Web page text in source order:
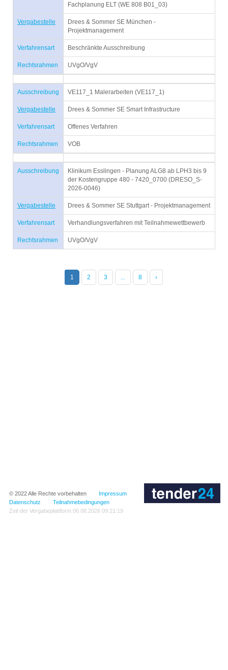
Fachplanung ELT (WE 808 B01_03)
Vergabestelle
Drees & Sommer SE München -
Projektmanagement
Verfahrensart Beschränkte Ausschreibung
Rechtsrahmen UVgO/VgV
Ausschreibung VE117_1 Malerarbeiten (VE117_1)
Vergabestelle Drees & Sommer SE Smart Infrastructure
Verfahrensart Offenes Verfahren
Rechtsrahmen VOB
Ausschreibung
Klinikum Esslingen - Planung ALG8 ab LPH3 bis 9
der Kostengruppe 480 - 7420_0700 (DRESO_S-
2026-0046)
Vergabestelle Drees & Sommer SE Stuttgart - Projektmanagement
Verfahrensart Verhandlungsverfahren mit Teilnahmewettbewerb
Rechtsrahmen UVgO/VgV
1 2 3 ... 8 ›
© 2022Alle Rechte vorbehalten
Impressum
Datenschutz
Teilnahmebedingungen
Zeit der Vergabeplattform 06.08.2026 09:21:19